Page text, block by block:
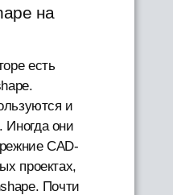
на
есть
и
Иногда они
CAD-
проектах,
Почти